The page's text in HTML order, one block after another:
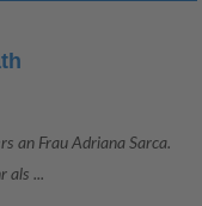
an Frau Adriana Sarca.
als ...